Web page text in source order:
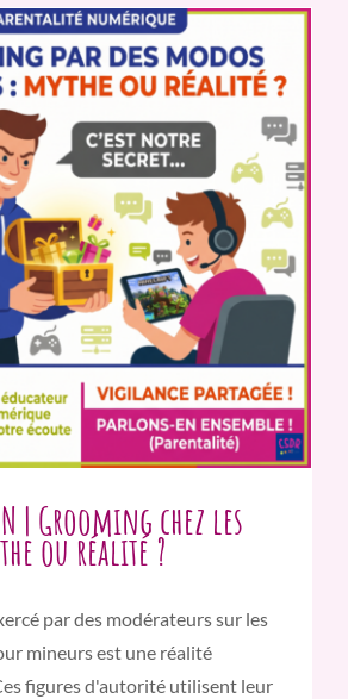
| Grooming chez les
ou réalité ?
par des modérateurs sur les
mineurs est une réalité
figures d'autorité utilisent leur